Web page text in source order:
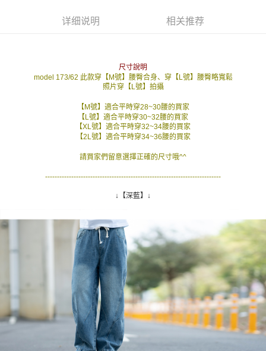
「AFTEE先享後付」(下稱本服務)乃由恩沛科技股份有限公司(下稱 AFTEE )
所提供，並由 AFTEE 向您收取款項。因使用本服務所須提供之個人資料(包
AFTEE 於本服務必要服務範圍內運用。關於 AFTEE 對於個人資料之蒐集、
處理、利用，詳參 AFTEE 官網之『個人資料蒐集、處理及利用告知聲明』
https://aftee.tw/privacypolicy/）。
未成年的使用者，請事先徵得法定代理人或監護人之同意方可使用
若您對於個人資料之處理、利用有任何疑問，或欲行使相關法律權利，請聯
繫恩沛科技股份有限公司。若您不同意我們將上開所示之個人資料，連同必
料，請勿選用本服務。
详细说明 相关推荐
尺寸說明
model 173/62 此款穿【M號】腰臀合身、穿【L號】腰臀略寬鬆
照片穿【L號】拍攝
【M號】適合平時穿28~30腰的買家
【L號】適合平時穿30~32腰的買家
【XL號】適合平時穿32~34腰的買家
【2L號】適合平時穿34~36腰的買家
請買家們留意選擇正確的尺寸哦^^
--------------------------------------------------------------------------
↓【深藍】↓